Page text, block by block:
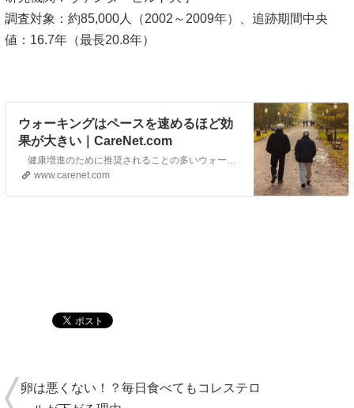
調査対象：約85,000人（2002～2009年）、追跡期間中央
値：16.7年（最長20.8年）
ウォーキングはペースを速めるほど効
果が大きい｜CareNet.com
www.carenet.com
卵は悪くない！？毎日食べてもコレステロ